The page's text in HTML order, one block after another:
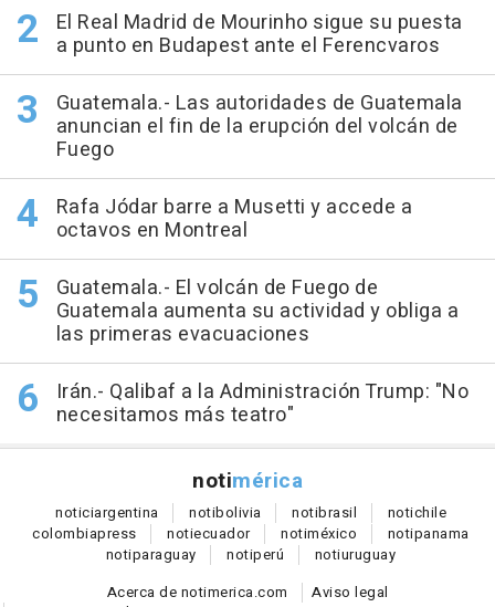
El Real Madrid de Mourinho sigue su puesta
a punto en Budapest ante el Ferencvaros
Guatemala.- Las autoridades de Guatemala
anuncian el fin de la erupción del volcán de
Fuego
Rafa Jódar barre a Musetti y accede a
octavos en Montreal
Guatemala.- El volcán de Fuego de
Guatemala aumenta su actividad y obliga a
las primeras evacuaciones
Irán.- Qalibaf a la Administración Trump: "No
necesitamos más teatro"
notimérica
noticiargentina notibolivia notibrasil notichile
colombiapress notiecuador notiméxico notipanama
notiparaguay notiperú notiuruguay
Acerca de notimerica.com
Aviso legal